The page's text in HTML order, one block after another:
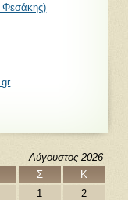
Φεσάκης)
Αύγουστος 2026
Σ
Κ
1
2